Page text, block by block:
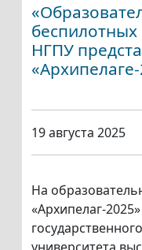
НГПУ
19 августа 2025
На
«Архипелаг-